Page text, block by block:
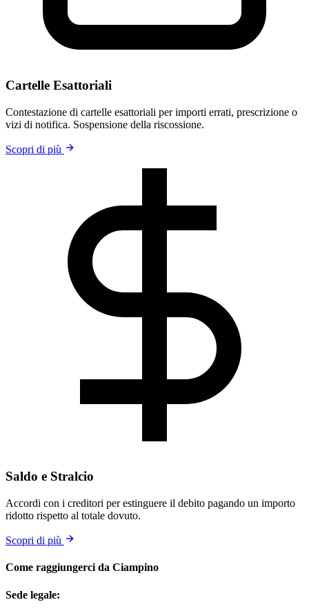
Cartelle Esattoriali
Contestazione di cartelle esattoriali per importi errati, prescrizione o
vizi di notifica. Sospensione della riscossione.
Scopri di più
Saldo e Stralcio
Accordi con i creditori per estinguere il debito pagando un importo
ridotto rispetto al totale dovuto.
Scopri di più
Come raggiungerci da Ciampino
Sede legale: